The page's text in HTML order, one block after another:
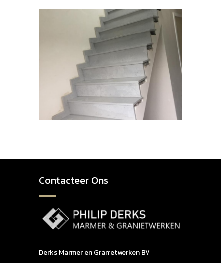
Contacteer Ons
Derks Marmer en Granietwerken BV